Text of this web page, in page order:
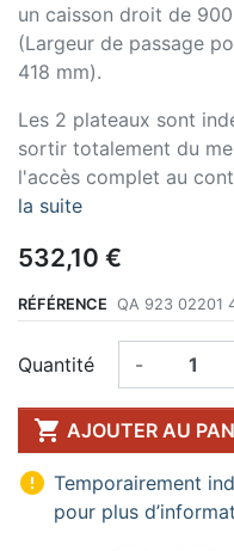
un caisson droit de
(Largeur de passage
418 mm).
Les 2 plateaux sont
sortir totalement du
l'accès complet au
la suite
532,10 €
RÉFÉRENCE QA 923 02201
Quantité -
 AJOUTER AU
 Temporairement
pour plus